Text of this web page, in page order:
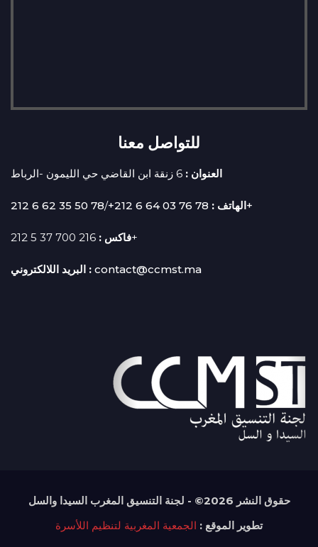
للتواصل معنا
العنوان : 6 زنقة ابن القاضي حي الليمون -الرباط
الهاتف : 78 76 03 64 6 212+
/ 78 50 35 62 6 212+
فاكس :216 700 37 5 212+
البريد اللالكتروني : contact@ccmst.ma
حقوق النشر 2026© - لجنة التنسيق المغرب السيدا والسل
تطوير الموقع : الجمعية المغربية لتنظيم اللأسرة